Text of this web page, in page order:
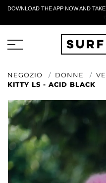
DOWNLOAD THE APP NOW AND
NEGOZIO DONNE
KITTY LS - ACID BLACK
MODULO DI